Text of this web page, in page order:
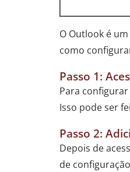
O Outlook é
como
Passo 1:
Para
Isso pode ser
Passo 2:
Depois de
de